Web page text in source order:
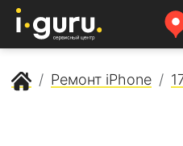
Сервисный центр
Ремонт iPhone